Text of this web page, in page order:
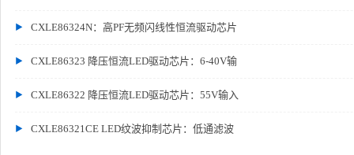
CXLE86324N：高PF无频闪线性恒流驱动芯片
CXLE86323 降压恒流LED驱动芯片：6-40V输
CXLE86322 降压恒流LED驱动芯片：55V输入
CXLE86321CE LED纹波抑制芯片：低通滤波